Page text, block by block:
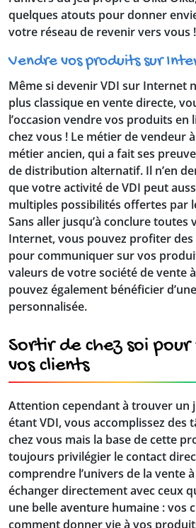
quelques atouts pour donner
votre réseau de revenir vers vous !
Vendre vos produits sur
Même si devenir VDI sur Internet
plus classique en vente directe,
l’occasion vendre vos produits en
chez vous ! Le métier de vendeur
métier ancien, qui a fait ses
de distribution alternatif. Il n’en
que votre activité de VDI peut
multiples possibilités offertes par
Sans aller jusqu’à conclure toutes
Internet, vous pouvez profiter des
pour communiquer sur vos
valeurs de votre société de vente
pouvez également bénéficier
personnalisée.
Sortir de chez soi
vos clients
Attention cependant à trouver un
étant VDI, vous accomplissez des
chez vous mais la base de cette
toujours privilégier le contact
comprendre l’univers de la vente
échanger directement avec ceux
une belle aventure humaine : vos
comment donner vie à vos